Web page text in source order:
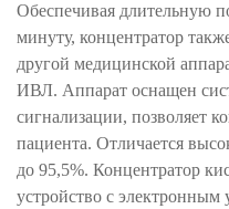
Обеспечивая длительную
минуту, концентратор
другой медицинской
ИВЛ. Аппарат оснащен
сигнализации, позволяет
пациента. Отличается
до 95,5%. Концентратор
устройство с электронным